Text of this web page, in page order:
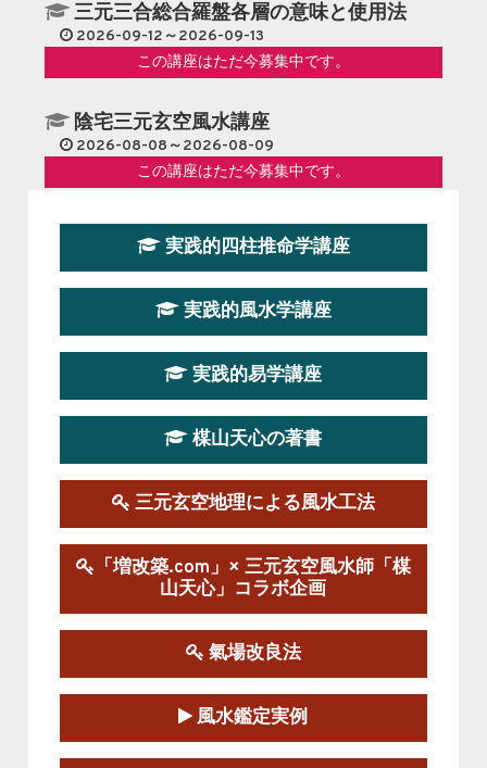
生業
とす
る者
ゆえ
悩～
三元三合総合羅盤各層の意味と使用法
2026-09-12～2026-09-13
この講座はただ今募集中です。
陰宅三元玄空風水講座
2026-08-08～2026-08-09
この講座はただ今募集中です。
第１９期立命塾『実践的易学講座』
2026-08-22～2026-10-25
第19期立命塾実践的四柱推命学講座
2026-03-20～2026-07-19
第１９期立命塾実践的風水学講座
この講座の募集は終了しました。
陰宅三元玄空風水講座
2025-06-07～2025-06-08
この講座の募集は終了しました。
第１８期立命塾『実践的易学講座』
2025-06-21～2025-08-24
この講座の募集は終了しました。
実践的四柱推命学講座
実践的風水学講座
実践的易学講座
楳山天心の著書
三元玄空地理による風水工法
「増改築.com」× 三元玄空風水師「楳
山天心」コラボ企画
氣場改良法
風水鑑定実例